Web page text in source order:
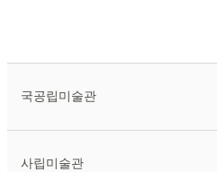
국공립미술관
사립미술관